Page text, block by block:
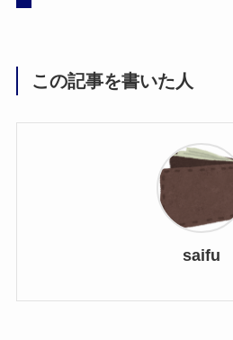
この記事を書いた人
saifu